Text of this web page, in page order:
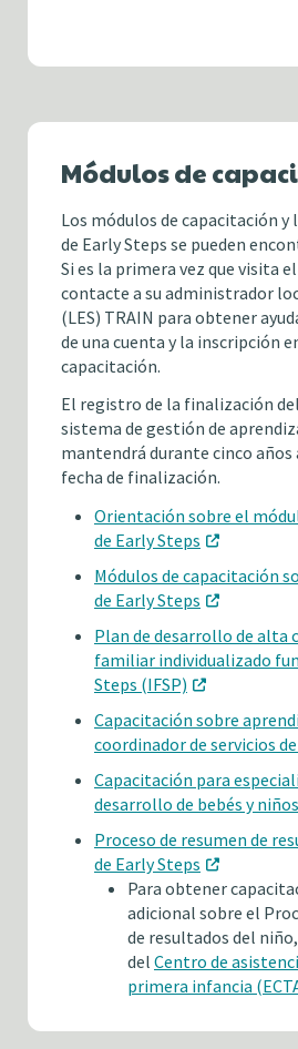
Módulos de
Los módulos de capacitación y
de Early Steps se pueden
Si es la primera vez que visita
contacte a su administrador
(LES) TRAIN para obtener
de una cuenta y la inscripción
capacitación.
El registro de la finalización
sistema de gestión de
mantendrá durante cinco años
fecha de finalización.
Orientación sobre el
de Early Steps
Módulos de capacitación
de Early Steps
Plan de desarrollo de alta
familiar individualizado
Steps (IFSP)
Capacitación sobre
coordinador de servicios
Capacitación para
desarrollo de bebés y
Proceso de resumen de
de Early Steps
Para obtener
adicional sobre el
de resultados del
del Centro de
primera infancia